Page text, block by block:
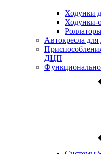
Ходунки
Ходунки-
Автокресла
ДЦП